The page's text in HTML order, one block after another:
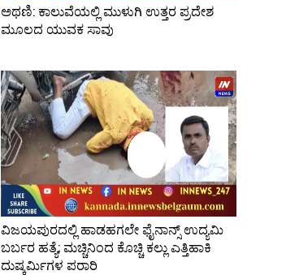
ಅಥಣಿ: ಕಾಲುವೆಯಲ್ಲಿ ಮುಳುಗಿ ಉತ್ತರ ಪ್ರದೇಶ
ಮೂಲದ ಯುವಕ ಸಾವು
ವಿಜಯಪುರದಲ್ಲಿ ಹಾಡಹಗಲೇ ಫೈನಾನ್ಸ್ ಉದ್ಯಮಿ
ಬರ್ಬರ ಹತ್ಯೆ; ಮಚ್ಚಿನಿಂದ ಕೊಚ್ಚಿ ಕಲ್ಲು ಎತ್ತಿಹಾಕಿ
ದುಷ್ಕರ್ಮಿಗಳ ಪರಾರಿ